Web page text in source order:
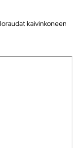
kaivinkoneen